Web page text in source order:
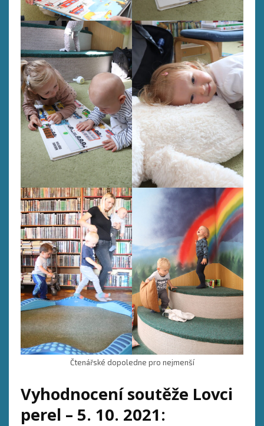
Čtenářské dopoledne pro nejmenší
Vyhodnocení soutěže Lovci
perel – 5. 10. 2021: